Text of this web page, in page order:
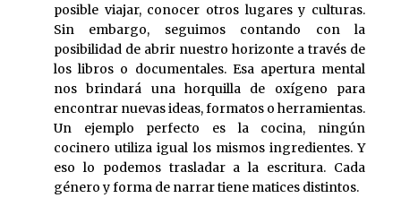
posible viajar, conocer otros lugares y culturas.
Sin embargo, seguimos contando con la
posibilidad de abrir nuestro horizonte a través de
los libros o documentales. Esa apertura mental
nos brindará una horquilla de oxígeno para
encontrar nuevas ideas, formatos o herramientas.
Un ejemplo perfecto es la cocina, ningún
cocinero utiliza igual los mismos ingredientes. Y
eso lo podemos trasladar a la escritura. Cada
género y forma de narrar tiene matices distintos.